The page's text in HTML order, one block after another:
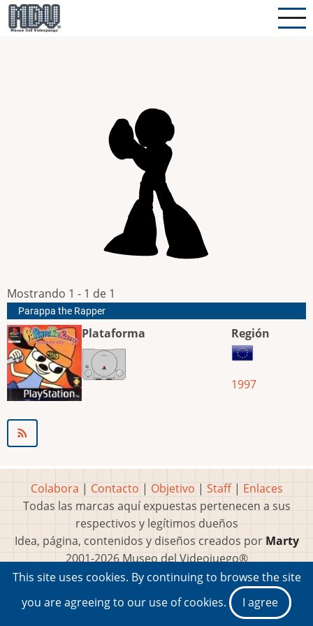
Pasar
al
Mostrando 1 - 1 de 1
Parappa the Rapper
Plataforma Región
1997
Colabora | Contacto | Objetivo | Staff| Enlaces
Todas las marcas aquí expuestas pertenecen a sus
respectivos y legítimos dueños
Idea, página, contenidos y diseños creados por Marty
2001-2026 Museo del Videojuego®
This site uses cookies. By continuing to browse the site
you are agreeing to our use of cookies.
I agree